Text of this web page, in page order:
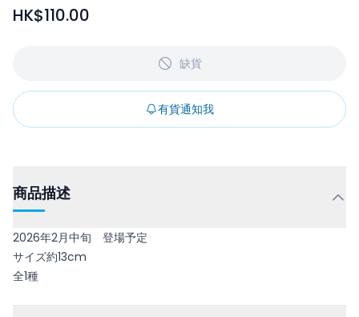
HK$110.00
缺貨
有貨通知我
商品描述
2026年2月中旬 登場予定
サイズ約13cm
全1種